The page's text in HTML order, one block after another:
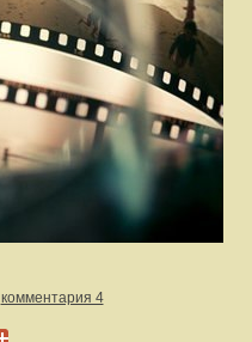
комментария 4